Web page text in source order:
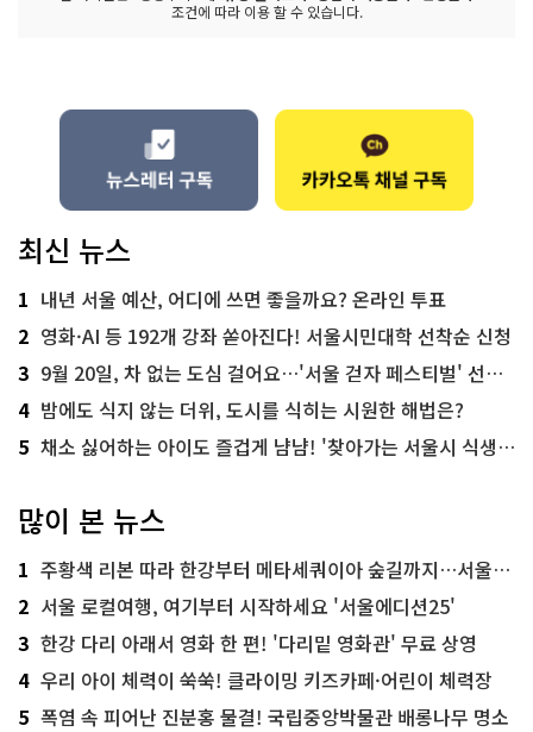
조건에 따라 이용 할 수 있습니다.
최신 뉴스
1 내년 서울 예산, 어디에 쓰면 좋을까요? 온라인 투표
2 영화·AI 등 192개 강좌 쏟아진다! 서울시민대학 선착순 신청
3 9월 20일, 차 없는 도심 걸어요…'서울 걷자 페스티벌' 선착순 5천명
4 밤에도 식지 않는 더위, 도시를 식히는 시원한 해법은?
5 채소 싫어하는 아이도 즐겁게 냠냠! '찾아가는 서울시 식생활 교육' 현장
많이 본 뉴스
1 주황색 리본 따라 한강부터 메타세쿼이아 숲길까지…서울둘레길 15코스
2 서울 로컬여행, 여기부터 시작하세요 '서울에디션25'
3 한강 다리 아래서 영화 한 편! '다리밑 영화관' 무료 상영
4 우리 아이 체력이 쑥쑥! 클라이밍 키즈카페·어린이 체력장
5 폭염 속 피어난 진분홍 물결! 국립중앙박물관 배롱나무 명소